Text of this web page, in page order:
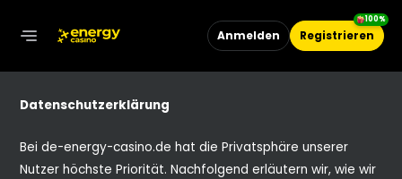
Inhalt
MAIN
Anmelden Registrieren
100%
Datenschutzerklärung
Bei de-energy-casino.de hat die Privatsphäre unserer
Nutzer höchste Priorität. Nachfolgend erläutern wir, wie wir